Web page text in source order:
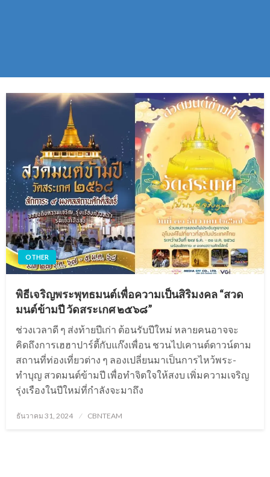
OTHER
พิธีเจริญพระพุทธมนต์เพื่อความเป็นสิริมงคล “สวด
มนต์ข้ามปี วัดสระเกศ ๒๕๖๘”
ช่วงเวลาดี ๆ ส่งท้ายปีเก่า ต้อนรับปีใหม่ หลายคนอาจจะ
คิดถึงการเฮฮาปาร์ตี้กับแก๊งเพื่อน ชวนไปเคานต์ดาวน์ตาม
สถานที่ท่องเที่ยวต่าง ๆ ลองเปลี่ยนมาเป็นการไหว้พระ-
ทำบุญ สวดมนต์ข้ามปี เพื่อทำจิตใจให้สงบ เพิ่มความเจริญ
รุ่งเรืองในปีใหม่ที่กำลังจะมาถึง
Posted
ธันวาคม 31, 2024 CBNTEAM